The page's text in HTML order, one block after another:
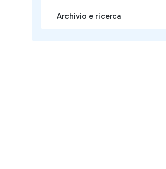
Archivio e ricerca